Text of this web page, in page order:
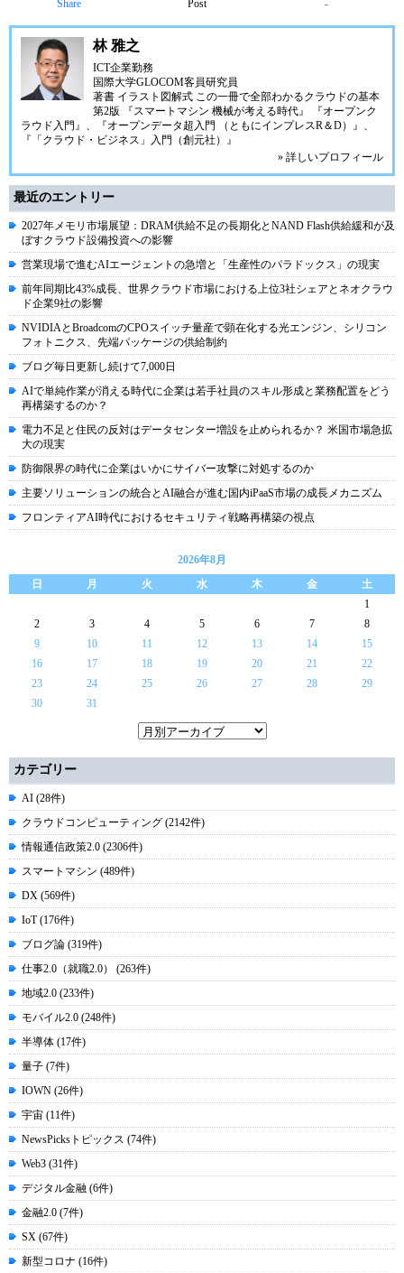
Share Post -
林 雅之
ICT企業勤務
国際大学GLOCOM客員研究員
著書 イラスト図解式 この一冊で全部わかるクラウドの基本
第2版
『スマートマシン 機械が考える時代』
『オープンク
ラウド入門』 、 『オープンデータ超入門 （ともにインプレスR＆D）』 、
『「クラウド・ビジネス」入門（創元社）』
» 詳しいプロフィール
最近のエントリー
2027年メモリ市場展望：DRAM供給不足の長期化とNAND Flash供給緩和が及
ぼすクラウド設備投資への影響
営業現場で進むAIエージェントの急増と「生産性のパラドックス」の現実
前年同期比43%成長、世界クラウド市場における上位3社シェアとネオクラウ
ド企業9社の影響
NVIDIAとBroadcomのCPOスイッチ量産で顕在化する光エンジン、シリコン
フォトニクス、先端パッケージの供給制約
ブログ毎日更新し続けて7,000日
AIで単純作業が消える時代に企業は若手社員のスキル形成と業務配置をどう
再構築するのか？
電力不足と住民の反対はデータセンター増設を止められるか？ 米国市場急拡
大の現実
防御限界の時代に企業はいかにサイバー攻撃に対処するのか
主要ソリューションの統合とAI融合が進む国内iPaaS市場の成長メカニズム
フロンティアAI時代におけるセキュリティ戦略再構築の視点
2026年8月
日
月 火 水 木 金
土
1
2
3 4 5 6 7
8
9
10 11 12 13 14
15
16
17 18 19 20 21
22
23
24 25 26 27 28
29
30
31
カテゴリー
AI (28件)
クラウドコンピューティング (2142件)
情報通信政策2.0 (2306件)
スマートマシン (489件)
DX (569件)
IoT (176件)
ブログ論 (319件)
仕事2.0（就職2.0） (263件)
地域2.0 (233件)
モバイル2.0 (248件)
半導体 (17件)
量子 (7件)
IOWN (26件)
宇宙 (11件)
NewsPicksトピックス (74件)
Web3 (31件)
デジタル金融 (6件)
金融2.0 (7件)
SX (67件)
新型コロナ (16件)